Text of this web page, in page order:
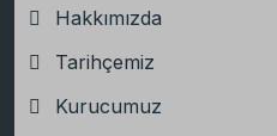
Hakkımızda
Tarihçemiz
Kurucumuz